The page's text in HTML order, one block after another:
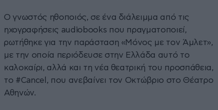
Ο γνωστός ηθοποιός, σε ένα διάλειμμα από τις
ηχογραφήσεις audiobooks που πραγματοποιεί,
ρωτήθηκε για την παράσταση «Μόνος με τον Άμλετ»,
με την οποία περιόδευσε στην Ελλάδα αυτό το
καλοκαίρι, αλλά και τη νέα θεατρική του προσπάθεια,
το #Cancel, που ανεβαίνει τον Οκτώβριο στο Θέατρο
Αθηνών.